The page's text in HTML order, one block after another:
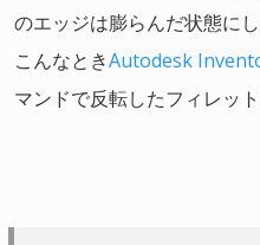
のエッジは膨らんだ状態に
こんなときAutodesk
マンドで反転したフィレッ